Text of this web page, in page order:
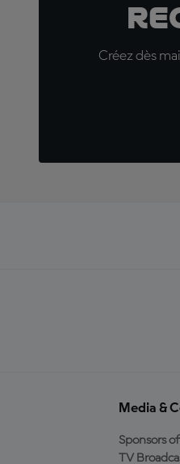
Créez dès
Media &
Sponsors
TV